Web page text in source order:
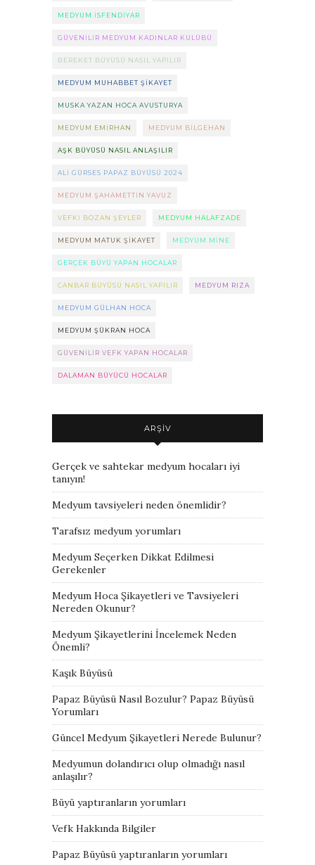
MEDYUM ISFENDIYAR
GÜVENILIR MEDYUM KADINLAR KULÜBÜ
BEREKET BÜYÜSÜ NASIL YAPILIR
MEDYUM MUHABBET ŞIKAYET
MUSKA YAZAN HOCA AVUSTURYA
MEDYUM EMIRHAN MEDYUM BILGEHAN
AŞK BÜYÜSÜ NASIL ANLAŞILIR
ALI GÜRSES PAPAZ BÜYÜSÜ 2024
MEDYUM ŞAHAMETTIN YAVUZ
VEFKI BOZAN ŞEYLER MEDYUM HALAFZADE
MEDYUM MATUK ŞIKAYET MEDYUM MINE
GERÇEK BÜYÜ YAPAN HOCALAR
CANBAR BÜYÜSÜ NASIL YAPILIR MEDYUM RIZA
MEDYUM GÜLHAN HOCA
MEDYUM ŞÜKRAN HOCA
GÜVENILIR VEFK YAPAN HOCALAR
DALAMAN BÜYÜCÜ HOCALAR
ARŞIV
Gerçek ve sahtekar medyum hocaları iyi
tanıyın!
Medyum tavsiyeleri neden önemlidir?
Tarafsız medyum yorumları
Medyum Seçerken Dikkat Edilmesi
Gerekenler
Medyum Hoca Şikayetleri ve Tavsiyeleri
Nereden Okunur?
Medyum Şikayetlerini İncelemek Neden
Önemli?
Kaşık Büyüsü
Papaz Büyüsü Nasıl Bozulur? Papaz Büyüsü
Yorumları
Güncel Medyum Şikayetleri Nerede Bulunur?
Medyumun dolandırıcı olup olmadığı nasıl
anlaşılır?
Büyü yaptıranların yorumları
Vefk Hakkında Bilgiler
Papaz Büyüsü yaptıranların yorumları